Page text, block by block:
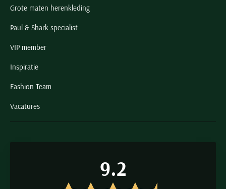
Grote maten herenkleding
Paul & Shark specialist
VIP member
Inspiratie
Fashion Team
Vacatures
9.2